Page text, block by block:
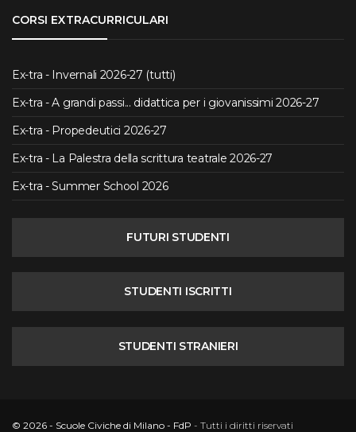
CORSI EXTRACURRICULARI
Ex-tra - Invernali 2026-27 (tutti)
Ex-tra - A grandi passi... didattica per i giovanissimi 2026-27
Ex-tra - Propedeutici 2026-27
Ex-tra - La Palestra della scrittura teatrale 2026-27
Ex-tra - Summer School 2026
FUTURI STUDENTI
STUDENTI ISCRITTI
STUDENTI STRANIERI
© 2026 - Scuole Civiche di Milano - FdP - Tutti i diritti riservati